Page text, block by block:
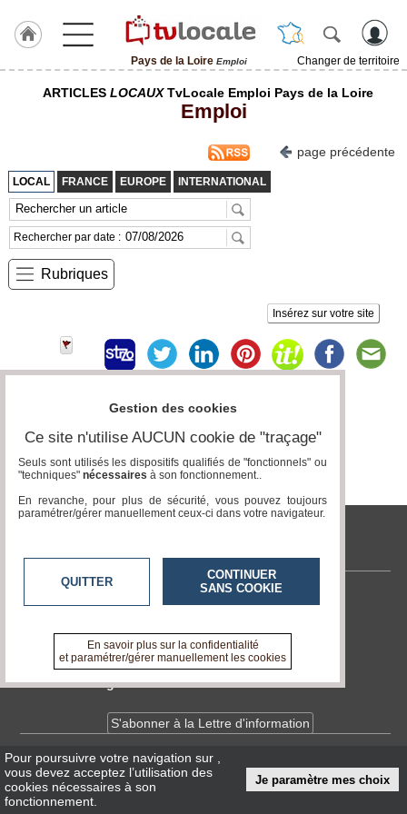
Pays de la Loire Emploi
Changer de territoire
J'adhère
de
la
Loire
TvLocale
France
Accueil
Agenda
Vidéos
Médias
du
groupe
ARTICLES LOCAUXTvLocale Emploi Pays de la Loire
Emploi
page précédente
LOCAL FRANCE EUROPE INTERNATIONAL
Rechercher par date :
Rubriques
Insérez sur votre site
Page 0 / 0
tvlocale.fr
Contactez-nous
A propos de tvlocale.fr
Devenir délégué
S'abonner à la Lettre d'information
InfosCNIL/RGPD
Conditions Générales d'Utilisation
Pour poursuivre votre navigation sur
vous devez acceptez l’utilisation des
cookies nécessaires à son
fonctionnement.
Je paramètre mes choix
Gestion des cookies
Ce site n'utilise AUCUN cookie de "traçage"
Seuls sont utilisés les dispositifs qualifiés de "fonctionnels" ou
"techniques" nécessaires à son fonctionnement..
En revanche, pour plus de sécurité, vous pouvez toujours
paramétrer/gérer manuellement ceux-ci dans votre navigateur.
QUITTER
CONTINUER
SANS COOKIE
En savoir plus sur la confidentialité
et paramétrer/gérer manuellement les cookies